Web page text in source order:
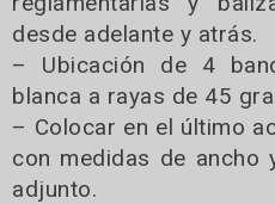
desde adelante y atrás.
– Ubicación de 4
blanca a rayas de 45
– Colocar en el último
con medidas de ancho
adjunto.